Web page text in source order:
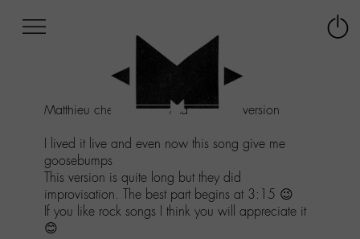
au
Aller
au
contenu
Aller
Matthieu chedid (-M-) : Machine live version
I lived it live and even now this song give me
goosebumps
This version is quite long but they did
improvisation. The best part begins at 3:15 😉
If you like rock songs I think you will appreciate it
😊